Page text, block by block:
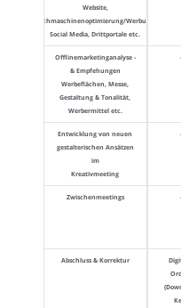
Website,
Suchmaschinenoptimierung/Werbung,
Social Media, Drittportale etc.
Offlinemarketinganalyse -
& Empfehungen
Werbeflächen, Messe,
Gestaltung & Tonalität,
Werbermittel etc.
-
Entwicklung von neuen
gestalterischen Ansätzen
im
Kreativmeeting
-
Zwischenmeetings -
Abschluss & Korrektur